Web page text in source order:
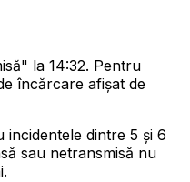
la 14:32. Pentru
încărcare afișat de
incidentele dintre 5 și 6
sau netransmisă nu